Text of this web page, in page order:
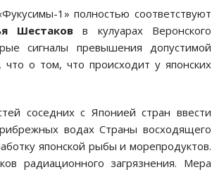
1» полностью соответствуют
Шестаков в кулуарах Веронского
сигналы превышения допустимой
о том, что происходит у японских
соседних с Японией стран ввести
водах Страны восходящего
японской рыбы и морепродуктов.
радиационного загрязнения. Мера